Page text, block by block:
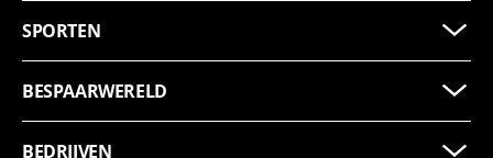
SPORTEN
BESPAARWERELD
BEDRIJVEN